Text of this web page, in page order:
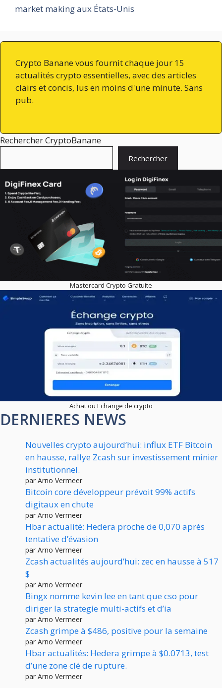
market making aux États-Unis
Crypto Banane vous fournit chaque jour 15
actualités crypto essentielles, avec des articles
clairs et concis, lus en moins d'une minute. Sans
pub.
Rechercher CryptoBanane
Rechercher
Mastercard Crypto Gratuite
Achat ou Echange de crypto
DERNIERES NEWS
Nouvelles crypto aujourd’hui: influx ETF Bitcoin
en hausse, rallye Zcash sur investissement minier
institutionnel.
par Arno Vermeer
Bitcoin core développeur prévoit 99% actifs
digitaux en chute
par Arno Vermeer
Hbar actualité: Hedera proche de 0,070 après
tentative d’évasion
par Arno Vermeer
Zcash actualités aujourd’hui: zec en hausse à 517
$
par Arno Vermeer
Bingx nomme kevin lee en tant que cso pour
diriger la strategie multi-actifs et d’ia
par Arno Vermeer
Zcash grimpe à $486, positive pour la semaine
par Arno Vermeer
Hbar actualités: Hedera grimpe à $0.0713, test
d’une zone clé de rupture.
par Arno Vermeer